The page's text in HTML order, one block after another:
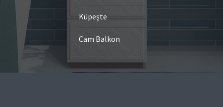
Küpeşte
Cam Balkon